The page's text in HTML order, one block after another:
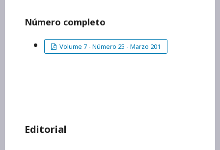
Número completo
Volume 7 - Número 25 - Marzo 201
Editorial